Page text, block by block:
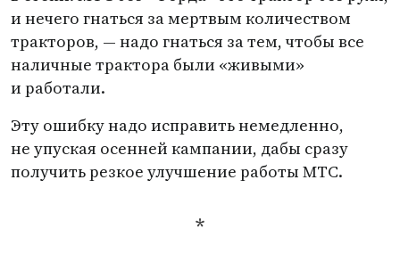
и нечего гнаться за мертвым количеством
тракторов, — надо гнаться за тем, чтобы все
наличные трактора были «живыми»
и работали.
Эту ошибку надо исправить немедленно,
не упуская осенней кампании, дабы сразу
получить резкое улучшение работы МТС.
*